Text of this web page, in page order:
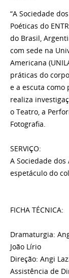
“A Sociedade
Poéticas do
do Brasil,
com sede na
Americana
práticas do
e a escuta como
realiza
o Teatro, a
Fotografia.
SERVIÇO:
A Sociedade dos
espetáculo do
FICHA TÉCNICA:
Dramaturgia:
João Lírio
Direção: Angi
Assistência de